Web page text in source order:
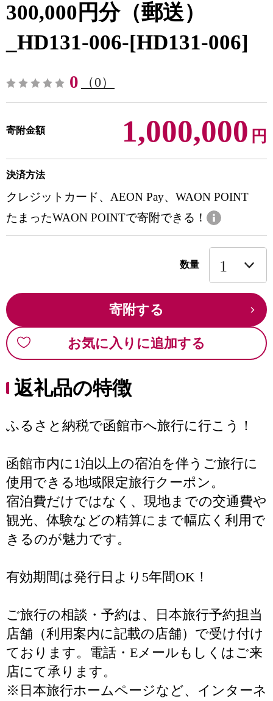
300,000円分（郵送）
_HD131-006-[HD131-006]
0 （0）
寄附金額 1,000,000 円
決済方法
クレジットカード、AEON Pay、WAON POINT
たまったWAON POINTで寄附できる！
数量
寄附する
お気に入りに追加する
返礼品の特徴
ふるさと納税で函館市へ旅行に行こう！
函館市内に1泊以上の宿泊を伴うご旅行に
使用できる地域限定旅行クーポン。
宿泊費だけではなく、現地までの交通費や
観光、体験などの精算にまで幅広く利用で
きるのが魅力です。
有効期間は発行日より5年間OK！
ご旅行の相談・予約は、日本旅行予約担当
店舗（利用案内に記載の店舗）で受け付け
ております。電話・Eメールもしくはご来
店にて承ります。
※日本旅行ホームページなど、インターネ